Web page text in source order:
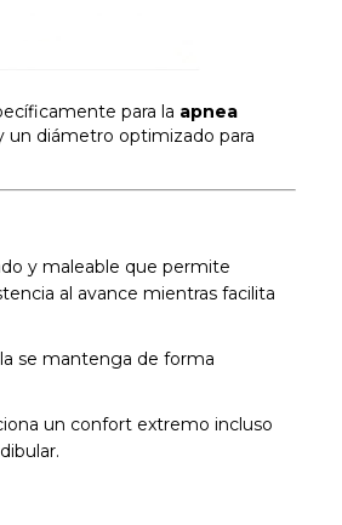
para la apnea
un diámetro optimizado para
y maleable que permite
al avance mientras facilita
se mantenga de forma
un confort extremo incluso